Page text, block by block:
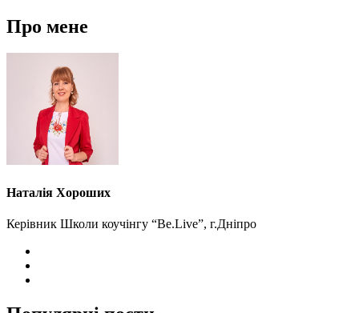
Про мене
Наталія Хороших
Керівник Школи коучінгу “Be.Live”, г.Дніпро